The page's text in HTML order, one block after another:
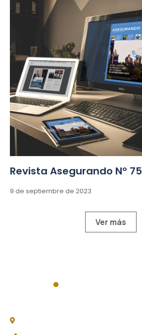
Revista Asegurando Nº 75
9 de septiembre de 2023
Ver más